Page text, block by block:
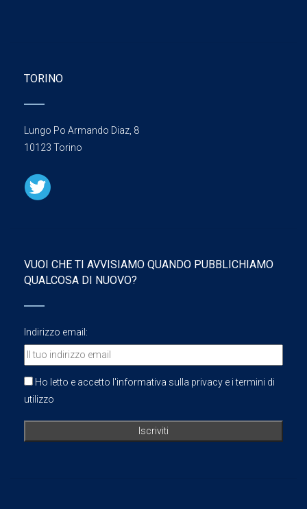
TORINO
Lungo Po Armando Diaz, 8
10123 Torino
VUOI CHE TI AVVISIAMO QUANDO PUBBLICHIAMO
QUALCOSA DI NUOVO?
Indirizzo email:
Ho letto e accetto l'informativa sulla privacy e i termini di
utilizzo